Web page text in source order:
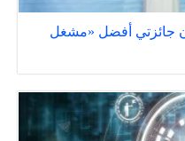
جائزتي أفضل «مشغل